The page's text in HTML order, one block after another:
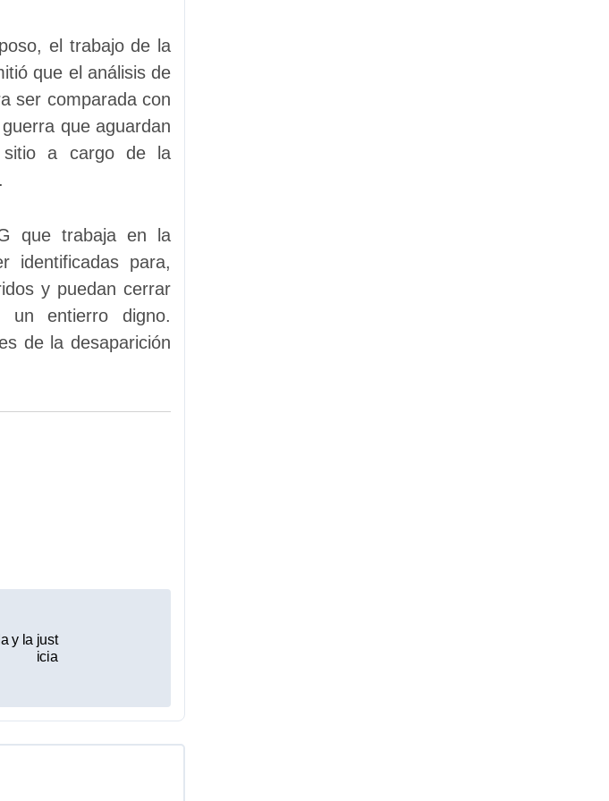
el trabajo de la
que el análisis de
ser comparada con
que aguardan
sitio a cargo de la
.
que trabaja en la
identificadas para,
y puedan cerrar
un entierro digno.
de la desaparición
y la just
icia